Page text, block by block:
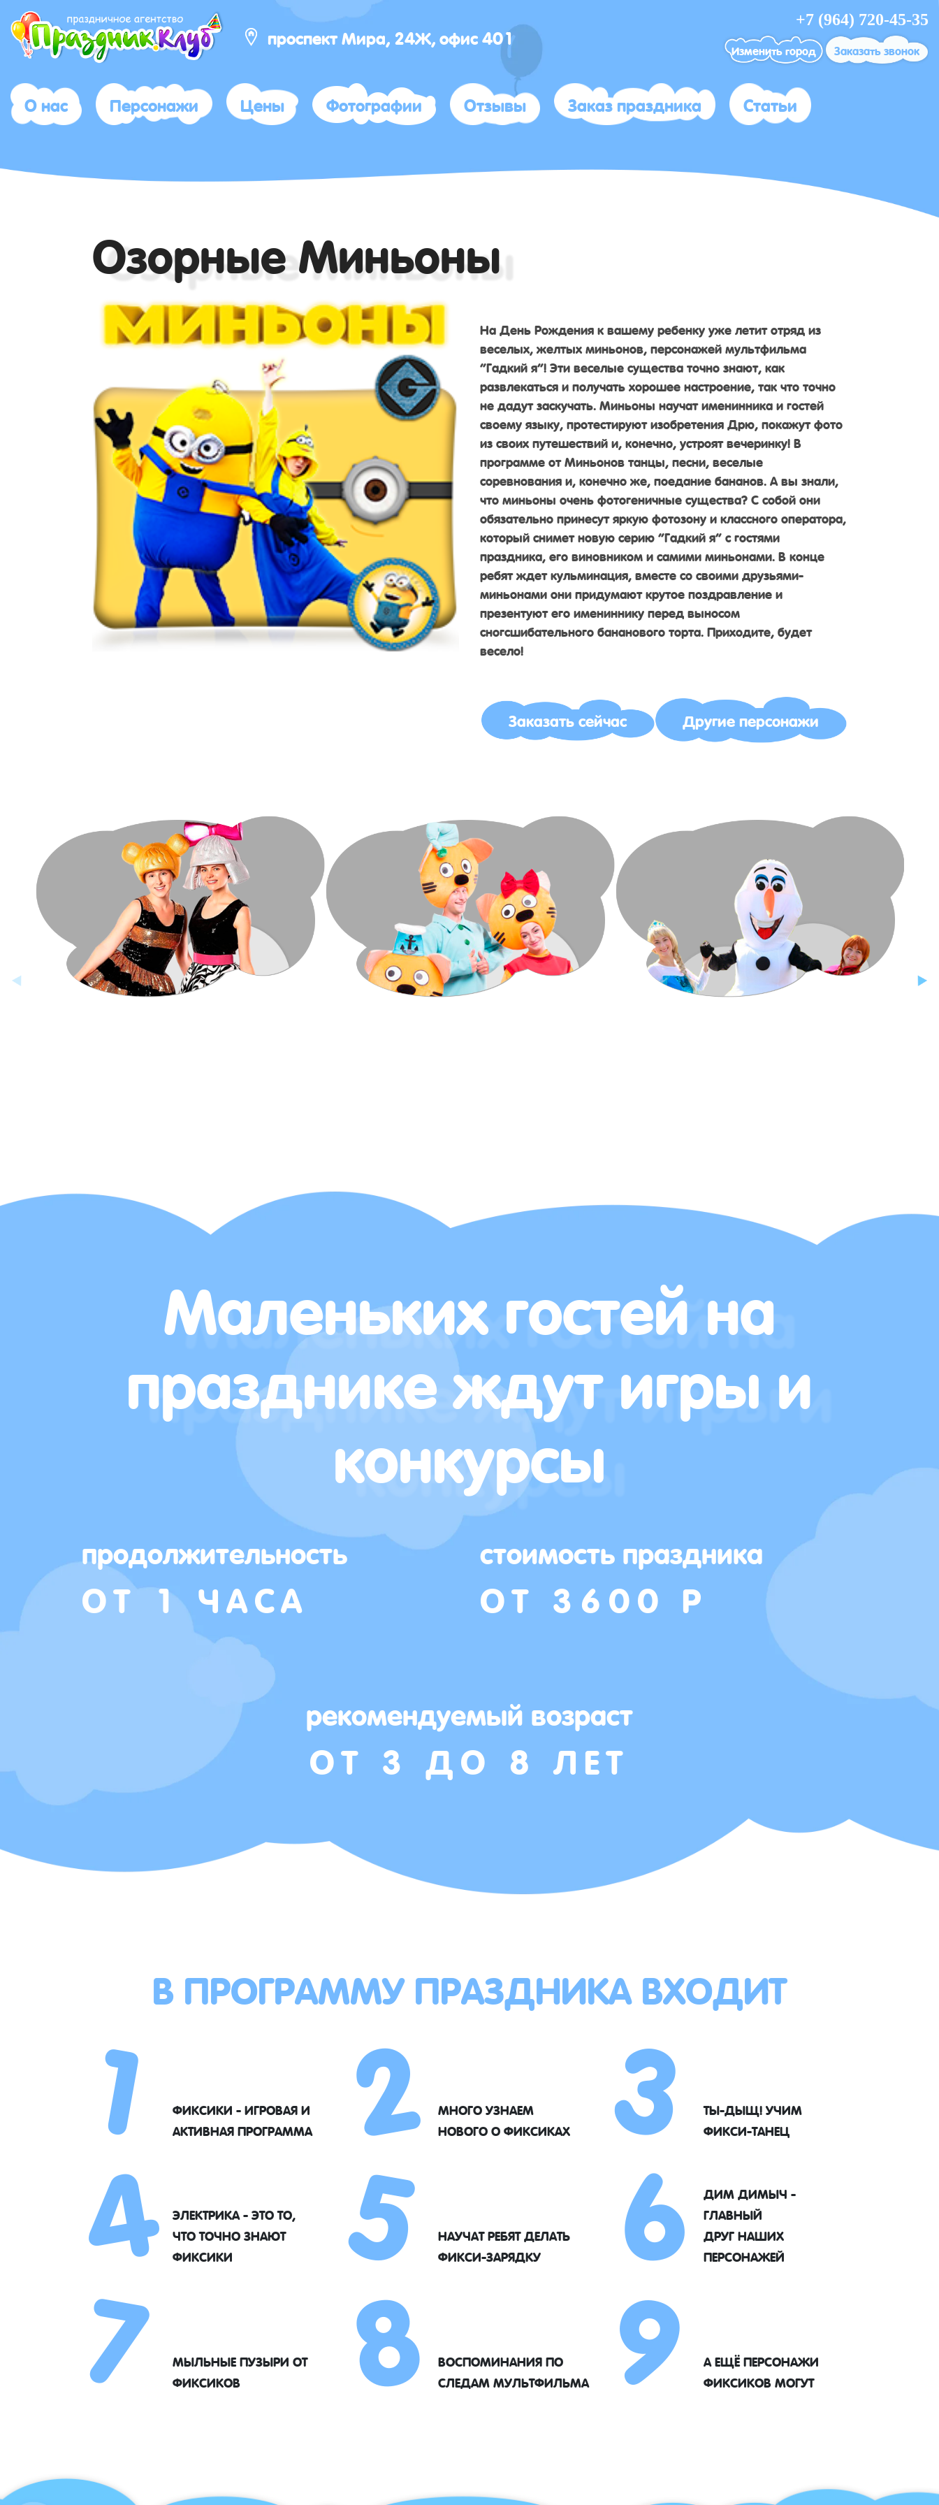
проспект Мира, 24Ж, офис 401 +7 (964) 720-45-35
Изменить город Заказать звонок
О нас Персонажи Цены Фотографии Отзывы Заказ праздника Статьи
Озорные Миньоны
На День Рождения к вашему ребенку уже летит отряд из
веселых, желтых миньонов, персонажей мультфильма
“Гадкий я”! Эти веселые существа точно знают, как
развлекаться и получать хорошее настроение, так что точно
не дадут заскучать. Миньоны научат именинника и гостей
своему языку, протестируют изобретения Дрю, покажут фото
из своих путешествий и, конечно, устроят вечеринку! В
программе от Миньонов танцы, песни, веселые
соревнования и, конечно же, поедание бананов. А вы знали,
что миньоны очень фотогеничные существа? С собой они
обязательно принесут яркую фотозону и классного оператора,
который снимет новую серию “Гадкий я” с гостями
праздника, его виновником и самими миньонами. В конце
ребят ждет кульминация, вместе со своими друзьями-
миньонами они придумают крутое поздравление и
презентуют его имениннику перед выносом
сногсшибательного бананового торта. Приходите, будет
весело!
Заказать сейчас Другие персонажи
Маленьких гостей на
празднике ждут игры и
конкурсы
продолжительность
ОТ 1 ЧАСА
стоимость праздника
ОТ 3600 Р
рекомендуемый возраст
ОТ 3 ДО 8 ЛЕТ
В ПРОГРАММУ ПРАЗДНИКА ВХОДИТ
1ФИКСИКИ - ИГРОВАЯ И
АКТИВНАЯ ПРОГРАММА
2МНОГО УЗНАЕМ
НОВОГО О ФИКСИКАХ
3ТЫ-ДЫЩ! УЧИМ
ФИКСИ-ТАНЕЦ
4ЭЛЕКТРИКА - ЭТО ТО,
ЧТО ТОЧНО ЗНАЮТ
ФИКСИКИ
5НАУЧАТ РЕБЯТ ДЕЛАТЬ
ФИКСИ-ЗАРЯДКУ
6ДИМ ДИМЫЧ -
ГЛАВНЫЙ
ДРУГ НАШИХ
ПЕРСОНАЖЕЙ
7МЫЛЬНЫЕ ПУЗЫРИ ОТ
ФИКСИКОВ
8ВОСПОМИНАНИЯ ПО
СЛЕДАМ МУЛЬТФИЛЬМА
9А ЕЩЁ ПЕРСОНАЖИ
ФИКСИКОВ МОГУТ